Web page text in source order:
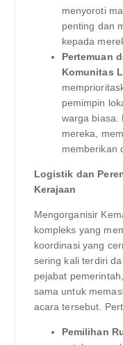
menyoroti
penting dan
kepada
Pertemuan
Komunitas
pemimpin
warga biasa.
mereka,
memberikan
Logistik dan
Kerajaan
Mengorganisir
kompleks yang
koordinasi yang
sering kali terdiri
pejabat
sama untuk
acara tersebut.
Pemilihan